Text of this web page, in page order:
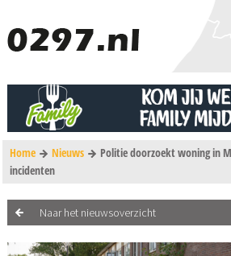
Home Nieuws
Politie doorzoekt woning in
incidenten
Naar het nieuwsoverzicht